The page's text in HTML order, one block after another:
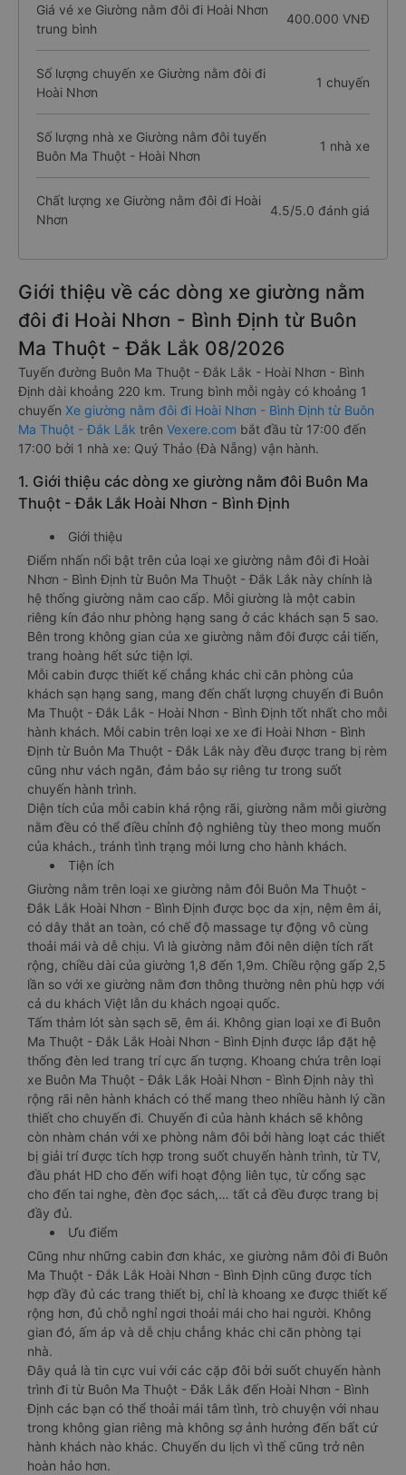
Giá vé xe Giường nằm đôi đi Hoài Nhơn
trung bình
400.000 VNĐ
Số lượng chuyến xe Giường nằm đôi đi
Hoài Nhơn
1 chuyến
Số lượng nhà xe Giường nằm đôi tuyến
Buôn Ma Thuột - Hoài Nhơn
1 nhà xe
Chất lượng xe Giường nằm đôi đi Hoài
Nhơn
4.5/5.0 đánh giá
Giới thiệu về các dòng xe giường nằm
đôi đi Hoài Nhơn - Bình Định từ Buôn
Ma Thuột - Đắk Lắk 08/2026
Tuyến đường Buôn Ma Thuột - Đắk Lắk - Hoài Nhơn - Bình
Định dài khoảng 220 km. Trung bình mỗi ngày có khoảng 1
chuyến Xe giường nằm đôi đi Hoài Nhơn - Bình Định từ Buôn
Ma Thuột - Đắk Lắk trên Vexere.com bắt đầu từ 17:00 đến
17:00 bởi 1 nhà xe: Quý Thảo (Đà Nẵng) vận hành.
1. Giới thiệu các dòng xe giường nằm đôi Buôn Ma
Thuột - Đắk Lắk Hoài Nhơn - Bình Định
Giới thiệu
Điểm nhấn nổi bật trên của loại xe giường nằm đôi đi Hoài
Nhơn - Bình Định từ Buôn Ma Thuột - Đắk Lắk này chính là
hệ thống giường nằm cao cấp. Mỗi giường là một cabin
riêng kín đáo như phòng hạng sang ở các khách sạn 5 sao.
Bên trong không gian của xe giường nằm đôi được cải tiến,
trang hoàng hết sức tiện lợi.
Mỗi cabin được thiết kế chẳng khác chi căn phòng của
khách sạn hạng sang, mang đến chất lượng chuyến đi Buôn
Ma Thuột - Đắk Lắk - Hoài Nhơn - Bình Định tốt nhất cho mỗi
hành khách. Mỗi cabin trên loại xe xe đi Hoài Nhơn - Bình
Định từ Buôn Ma Thuột - Đắk Lắk này đều được trang bị rèm
cũng như vách ngăn, đảm bảo sự riêng tư trong suốt
chuyến hành trình.
Diện tích của mỗi cabin khá rộng rãi, giường nằm mỗi giường
nằm đều có thể điều chỉnh độ nghiêng tùy theo mong muốn
của khách., tránh tình trạng mỏi lưng cho hành khách.
Tiện ích
Giường nằm trên loại xe giường nằm đôi Buôn Ma Thuột -
Đắk Lắk Hoài Nhơn - Bình Định được bọc da xịn, nệm êm ái,
có dây thắt an toàn, có chế độ massage tự động vô cùng
thoải mái và dễ chịu. Vì là giường nằm đôi nên diện tích rất
rộng, chiều dài của giường 1,8 đến 1,9m. Chiều rộng gấp 2,5
lần so với xe giường nằm đơn thông thường nên phù hợp với
cả du khách Việt lẫn du khách ngoại quốc.
Tấm thảm lót sàn sạch sẽ, êm ái. Không gian loại xe đi Buôn
Ma Thuột - Đắk Lắk Hoài Nhơn - Bình Định được lắp đặt hệ
thống đèn led trang trí cực ấn tượng. Khoang chứa trên loại
xe Buôn Ma Thuột - Đắk Lắk Hoài Nhơn - Bình Định này thì
rộng rãi nên hành khách có thể mang theo nhiều hành lý cần
thiết cho chuyến đi. Chuyến đi của hành khách sẽ không
còn nhàm chán với xe phòng nằm đôi bởi hàng loạt các thiết
bị giải trí được tích hợp trong suốt chuyến hành trình, từ TV,
đầu phát HD cho đến wifi hoạt động liên tục, từ cổng sạc
cho đến tai nghe, đèn đọc sách,… tất cả đều được trang bị
đầy đủ.
Ưu điểm
Cũng như những cabin đơn khác, xe giường nằm đôi đi Buôn
Ma Thuột - Đắk Lắk Hoài Nhơn - Bình Định cũng được tích
hợp đầy đủ các trang thiết bị, chỉ là khoang xe được thiết kế
rộng hơn, đủ chỗ nghỉ ngơi thoải mái cho hai người. Không
gian đó, ấm áp và dễ chịu chẳng khác chi căn phòng tại
nhà.
Đây quả là tin cực vui với các cặp đôi bởi suốt chuyến hành
trình đi từ Buôn Ma Thuột - Đắk Lắk đến Hoài Nhơn - Bình
Định các bạn có thể thoải mái tâm tình, trò chuyện với nhau
trong không gian riêng mà không sợ ảnh hưởng đến bất cứ
hành khách nào khác. Chuyến du lịch vì thế cũng trở nên
hoàn hảo hơn.